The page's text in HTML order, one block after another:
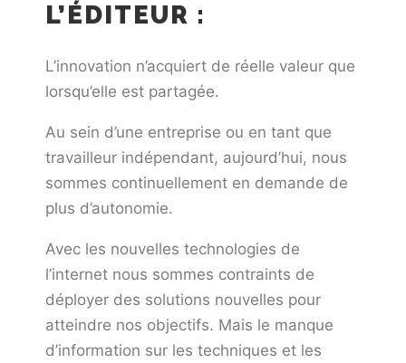
L’ÉDITEUR :
L’innovation n’acquiert de réelle valeur que
lorsqu’elle est partagée.
Au sein d’une entreprise ou en tant que
travailleur indépendant, aujourd’hui, nous
sommes continuellement en demande de
plus d’autonomie.
Avec les nouvelles technologies de
l’internet nous sommes contraints de
déployer des solutions nouvelles pour
atteindre nos objectifs. Mais le manque
d’information sur les techniques et les